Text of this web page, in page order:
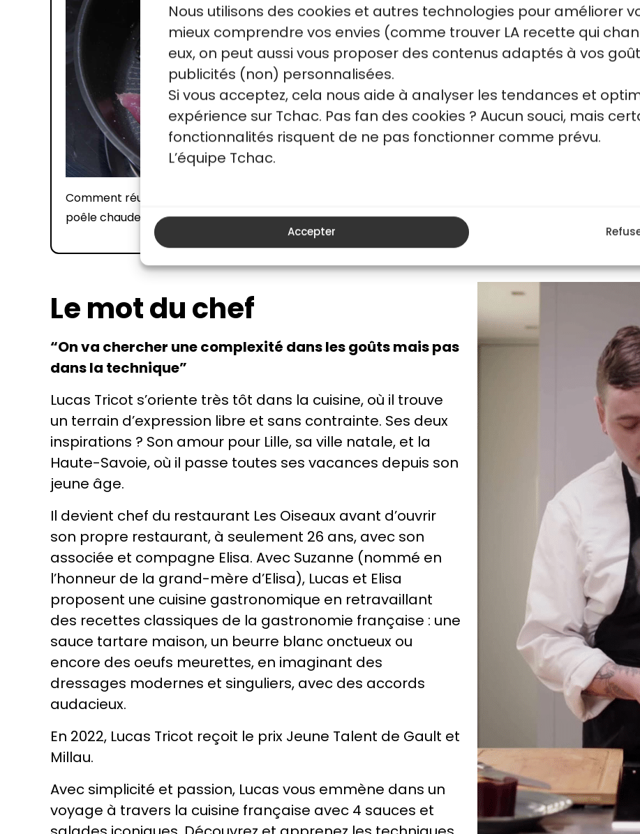
Nous utilisons des cookies et autres technologies pour améliorer
mieux comprendre vos envies (comme trouver LA recette qui
eux, on peut aussi vous proposer des contenus adaptés à vos
publicités (non) personnalisées.
Si vous acceptez, cela nous aide à analyser les tendances et
expérience sur Tchac. Pas fan des cookies ? Aucun souci, mais
fonctionnalités risquent de ne pas fonctionner comme prévu.
L’équipe Tchac.
Accepter
Comment réussir la cuisson à l'unilatérale ? Déposez le canard sur une
poêle chaude, avec un filet d'huile
Comment préparer le
Le mot du chef
“On va chercher une complexité dans les goûts mais pas
dans la technique”
Lucas Tricot s’oriente très tôt dans la cuisine, où il trouve
un terrain d’expression libre et sans contrainte. Ses deux
inspirations ? Son amour pour Lille, sa ville natale, et la
Haute-Savoie, où il passe toutes ses vacances depuis son
jeune âge.
Il devient chef du restaurant Les Oiseaux avant d’ouvrir
son propre restaurant, à seulement 26 ans, avec son
associée et compagne Elisa. Avec Suzanne (nommé en
l’honneur de la grand-mère d’Elisa), Lucas et Elisa
proposent une cuisine gastronomique en retravaillant
des recettes classiques de la gastronomie française : une
sauce tartare maison, un beurre blanc onctueux ou
encore des oeufs meurettes, en imaginant des
dressages modernes et singuliers, avec des accords
audacieux.
En 2022, Lucas Tricot reçoit le prix Jeune Talent de Gault et
Millau.
Avec simplicité et passion, Lucas vous emmène dans un
voyage à travers la cuisine française avec 4 sauces et